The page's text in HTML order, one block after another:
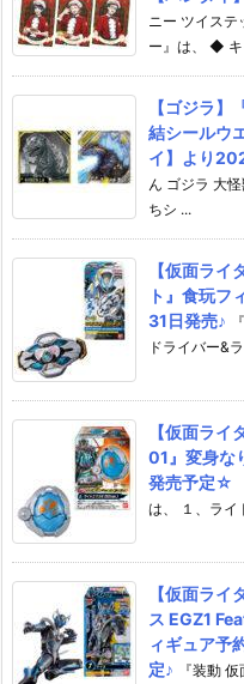
ニー ツイス
ー』は、 ◆ キ
【ゴジラ
結シールウ
イ】より
ん ゴジラ 大
ちシ ...
【仮面ラ
ト』食玩フ
31日発売♪
ドライバー&
【仮面ラ
01』変身な
発売予定☆
は、 １、ライ
【仮面ラ
ス EGZ1
ィギュア予
定♪
『装動